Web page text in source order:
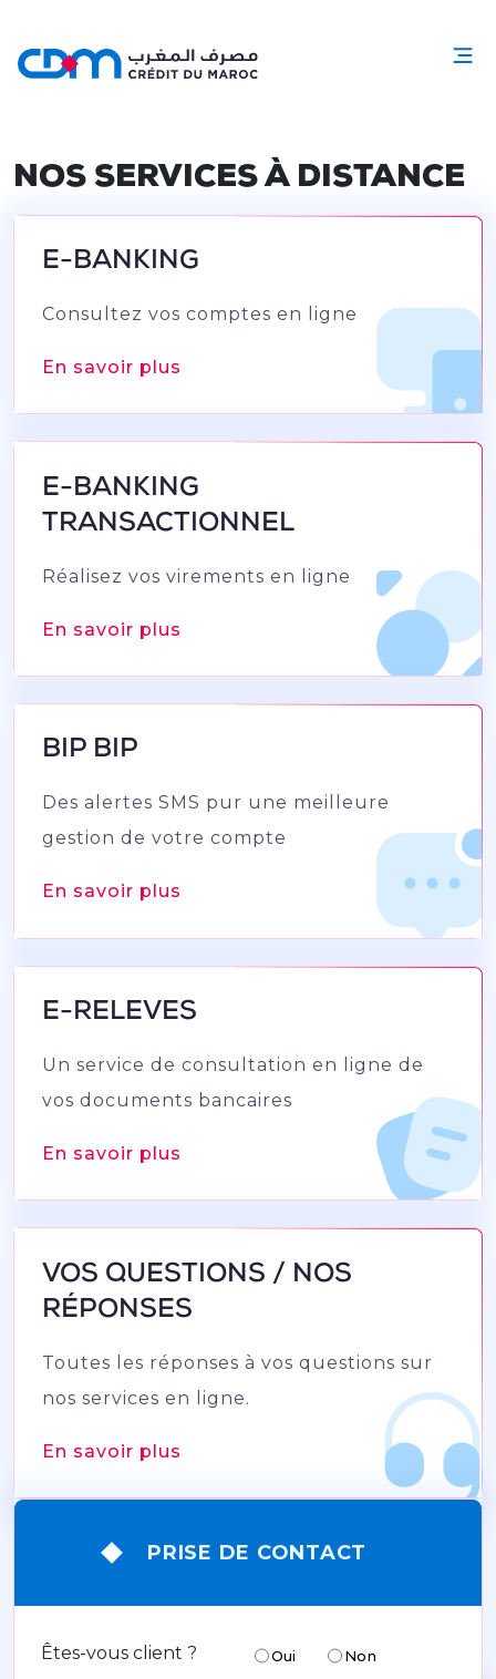
NOS SERVICES À DISTANCE
E-BANKING
Consultez vos comptes en ligne
En savoir plus
E-BANKING
TRANSACTIONNEL
Réalisez vos virements en ligne
En savoir plus
BIP BIP
Des alertes SMS pur une meilleure
gestion de votre compte
En savoir plus
E-RELEVES
Un service de consultation en ligne de
vos documents bancaires
En savoir plus
VOS QUESTIONS / NOS
RÉPONSES
Toutes les réponses à vos questions sur
nos services en ligne.
En savoir plus
PRISE DE CONTACT
Êtes-vous client ? Oui Non